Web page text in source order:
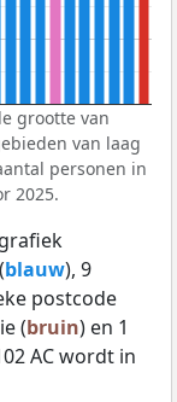
grootte van
van laag
personen in
2025.
blauw), 9
postcode
(bruin) en 1
AC wordt in